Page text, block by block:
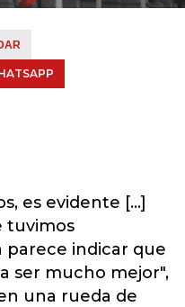
es evidente [...]
tuvimos
parece indicar que
ser mucho mejor",
una rueda de